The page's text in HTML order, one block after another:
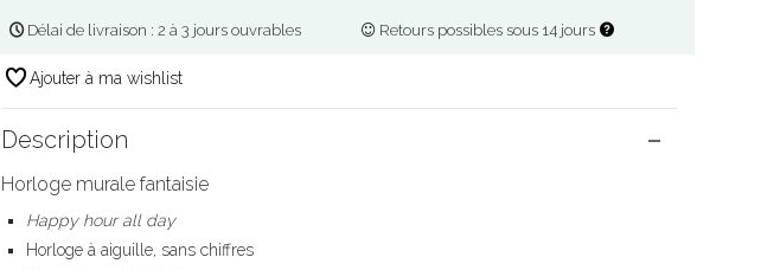
Délai de livraison : 2 à 3 jours ouvrables Retours possibles sous 14 jours
Ajouter à ma wishlist
Description
Horloge murale fantaisie
Happy hour all day
Horloge à aiguille, sans chiffres